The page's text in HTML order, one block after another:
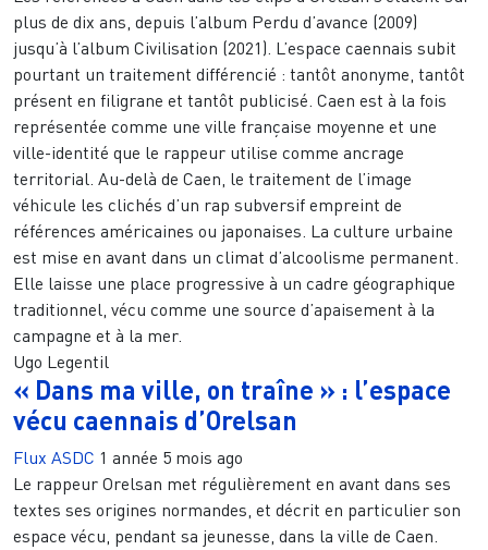
plus de dix ans, depuis l’album Perdu d’avance (2009)
jusqu’à l’album Civilisation (2021). L’espace caennais subit
pourtant un traitement différencié : tantôt anonyme, tantôt
présent en filigrane et tantôt publicisé. Caen est à la fois
représentée comme une ville française moyenne et une
ville-identité que le rappeur utilise comme ancrage
territorial. Au-delà de Caen, le traitement de l’image
véhicule les clichés d’un rap subversif empreint de
références américaines ou japonaises. La culture urbaine
est mise en avant dans un climat d’alcoolisme permanent.
Elle laisse une place progressive à un cadre géographique
traditionnel, vécu comme une source d’apaisement à la
campagne et à la mer.
Ugo Legentil
« Dans ma ville, on traîne » : l’espace
vécu caennais d’Orelsan
Flux ASDC 1 année 5 mois ago
Le rappeur Orelsan met régulièrement en avant dans ses
textes ses origines normandes, et décrit en particulier son
espace vécu, pendant sa jeunesse, dans la ville de Caen.